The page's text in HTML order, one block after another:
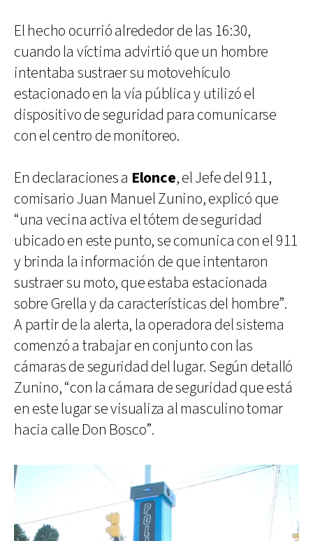
El hecho ocurrió alrededor de las 16:30,
cuando la víctima advirtió que un hombre
intentaba sustraer su motovehículo
estacionado en la vía pública y utilizó el
dispositivo de seguridad para comunicarse
con el centro de monitoreo.
En declaraciones a Elonce, el Jefe del 911,
comisario Juan Manuel Zunino, explicó que
“una vecina activa el tótem de seguridad
ubicado en este punto, se comunica con el 911
y brinda la información de que intentaron
sustraer su moto, que estaba estacionada
sobre Grella y da características del hombre”.
A partir de la alerta, la operadora del sistema
comenzó a trabajar en conjunto con las
cámaras de seguridad del lugar. Según detalló
Zunino, “con la cámara de seguridad que está
en este lugar se visualiza al masculino tomar
hacia calle Don Bosco”.